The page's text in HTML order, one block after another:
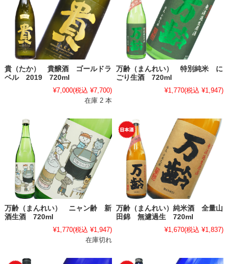
貴（たか） 貴醸酒 ゴールドラ
ベル 2019 720ml
¥7,000(税込 ¥7,700)
在庫 2 本
万齢（まんれい） 特別純米 に
ごり生酒 720ml
¥1,770(税込 ¥1,947)
万齢（まんれい） ニャン齢 新
酒生酒 720ml
¥1,770(税込 ¥1,947)
在庫切れ
万齢（まんれい）純米酒 全量山
田錦 無濾過生 720ml
¥1,670(税込 ¥1,837)